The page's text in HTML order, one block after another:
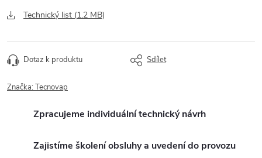
Technický list (1.2 MB)
Dotaz k produktu Sdílet
Značka:Tecnovap
Zpracujeme individuální technický návrh
Zajistíme školení obsluhy a uvedení do provozu